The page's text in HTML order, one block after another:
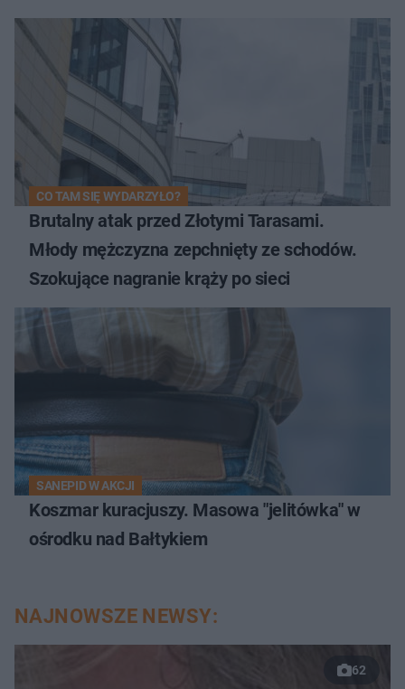
CO TAM SIĘ WYDARZYŁO?
Brutalny atak przed Złotymi Tarasami.
Młody mężczyzna zepchnięty ze schodów.
Szokujące nagranie krąży po sieci
SANEPID W AKCJI
Koszmar kuracjuszy. Masowa "jelitówka" w
ośrodku nad Bałtykiem
NAJNOWSZE NEWSY:
62